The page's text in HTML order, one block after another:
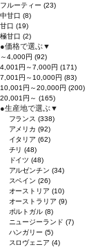
フルーティー (23)
中甘口 (8)
甘口 (19)
極甘口 (2)
●価格で選ぶ▼
～4,000円 (92)
4,001円～7,000円 (171)
7,001円～10,000円 (83)
10,001円～20,000円 (200)
20,001円～ (165)
●生産地で選ぶ▼
フランス(338)
アメリカ(92)
イタリア(62)
チリ(48)
ドイツ(48)
アルゼンチン(34)
スペイン(26)
オーストリア(10)
オーストラリア(9)
ポルトガル(8)
ニュージーランド(7)
ハンガリー(5)
スロヴェニア(4)